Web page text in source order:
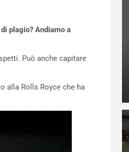
plagio? Andiamo a
Può anche capitare
alla Rolls Royce che ha